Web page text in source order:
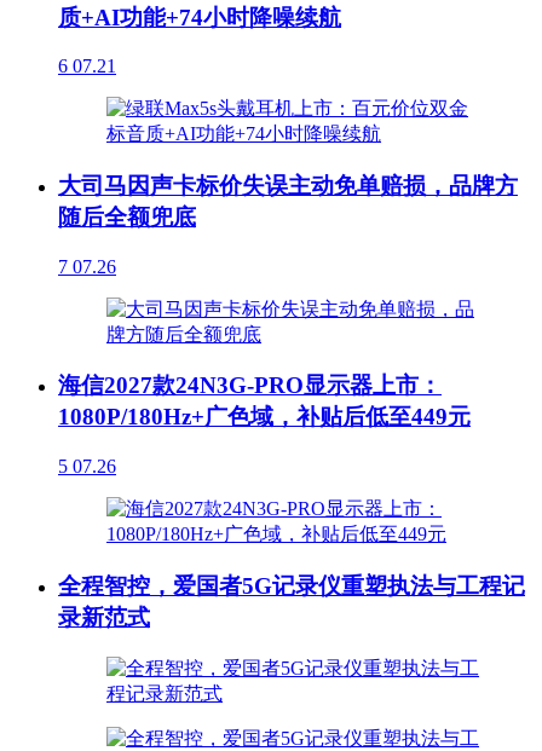
质+AI功能+74小时降噪续航
6 07.21
大司马因声卡标价失误主动免单赔损，品牌方
随后全额兜底
7 07.26
海信2027款24N3G-PRO显示器上市：
1080P/180Hz+广色域，补贴后低至449元
5 07.26
全程智控，爱国者5G记录仪重塑执法与工程记
录新范式